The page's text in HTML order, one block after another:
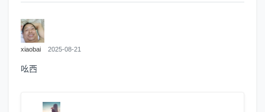
xiaobai 2025-08-21
吆西